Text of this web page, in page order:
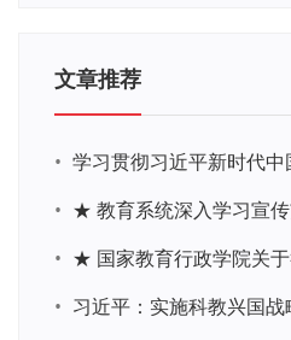
文章推荐
•
•
•
•